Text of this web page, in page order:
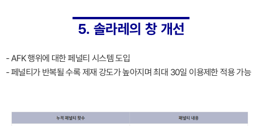
5. 솔라레의 창 개선
- AFK 행위에 대한 페널티 시스템 도입
- 페널티가 반복될 수록 제재 강도가 높아지며 최대 30일 이용제한 적용 가능